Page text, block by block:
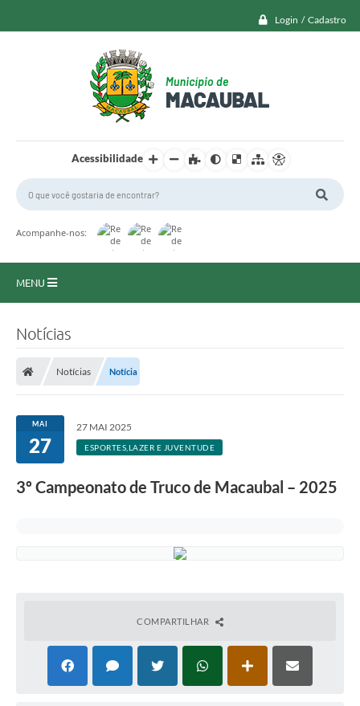
Login / Cadastro
Acessibilidade
Acompanhe-nos:
MENU
Macaubal
Administração
Transparência
Notícias
Notícias Notícia
MAI
27
27 MAI 2025
ESPORTES,LAZER E JUVENTUDE
3º Campeonato de Truco de Macaubal – 2025
COMPARTILHAR